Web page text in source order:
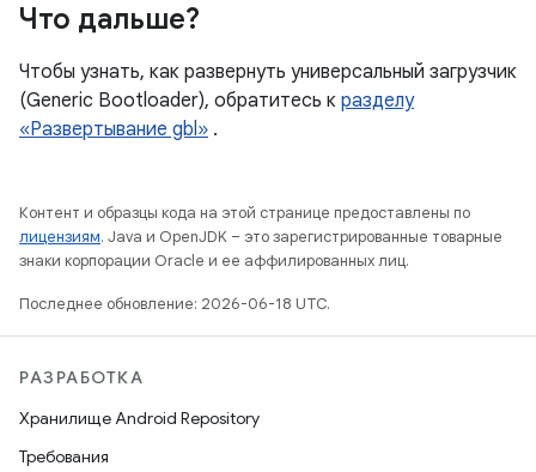
Что дальше?
Чтобы узнать, как развернуть универсальный загрузчик
(Generic Bootloader), обратитесь к разделу
«Развертывание gbl» .
Контент и образцы кода на этой странице предоставлены по
лицензиям. Java и OpenJDK – это зарегистрированные товарные
знаки корпорации Oracle и ее аффилированных лиц.
Последнее обновление: 2026-06-18 UTC.
РАЗРАБОТКА
Хранилище Android Repository
Требования